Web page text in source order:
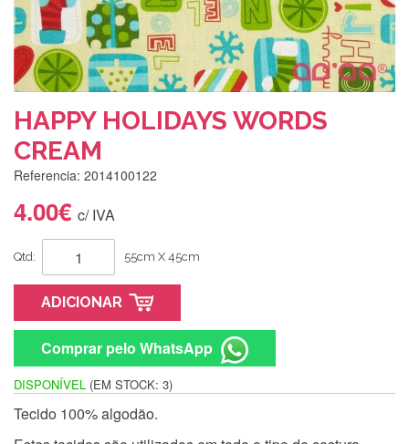
HAPPY HOLIDAYS WORDS
CREAM
Referencia: 2014100122
4.00€ c/ IVA
Qtd: 55cm X 45cm
ADICIONAR
Comprar pelo WhatsApp
DISPONÍVEL (EM STOCK: 3)
Tecido 100% algodão.